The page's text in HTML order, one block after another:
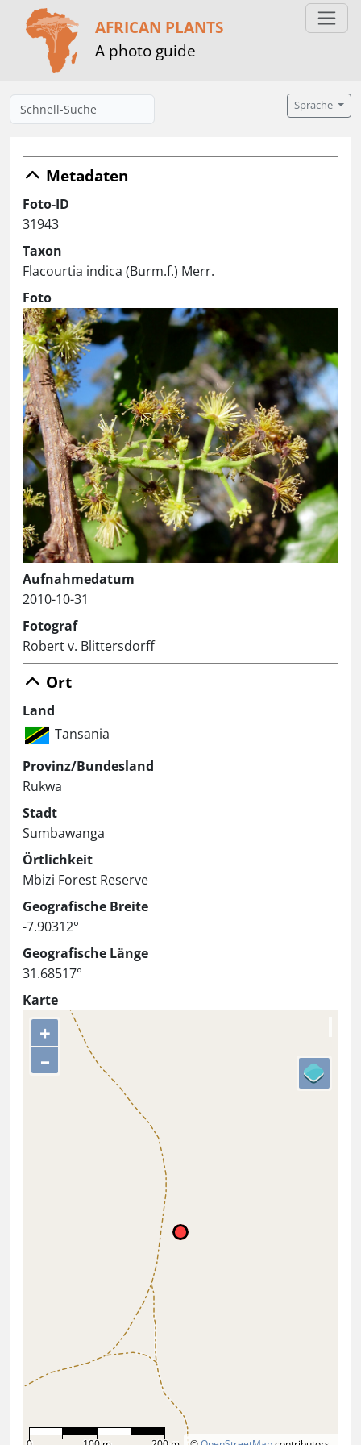
AFRICAN PLANTS
A photo guide
Sprache
Metadaten
Foto-ID
31943
Taxon
Flacourtia indica (Burm.f.) Merr.
Foto
Aufnahmedatum
2010-10-31
Fotograf
Robert v. Blittersdorff
Ort
Land
Tansania
Provinz/Bundesland
Rukwa
Stadt
Sumbawanga
Örtlichkeit
Mbizi Forest Reserve
Geografische Breite
-7.90312°
Geografische Länge
31.68517°
Karte
+
–